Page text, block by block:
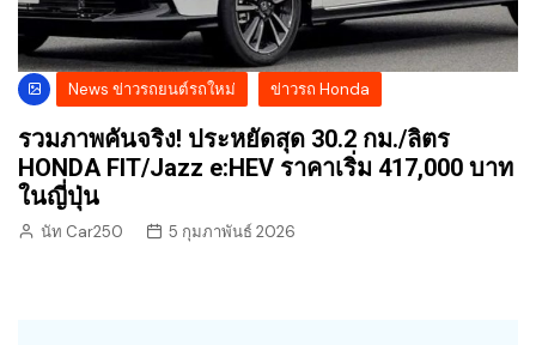
News ข่าวรถยนต์รถใหม่ ข่าวรถ Honda
รวมภาพคันจริง! ประหยัดสุด 30.2 กม./ลิตร
HONDA FIT/Jazz e:HEV ราคาเริ่ม 417,000 บาท
ในญี่ปุ่น
นัท Car250 5 กุมภาพันธ์ 2026